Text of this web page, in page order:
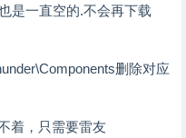
是一直空的.不会再下载
删除对应
着，只需要雷友